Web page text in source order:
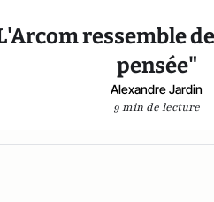
ressemble
pensée"
Alexandre Jardin
9 min de lecture